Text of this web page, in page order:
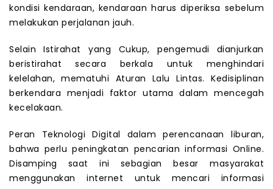
kondisi kendaraan, kendaraan harus diperiksa sebelum
melakukan perjalanan jauh.
Selain Istirahat yang Cukup, pengemudi dianjurkan
beristirahat secara berkala untuk menghindari
kelelahan, mematuhi Aturan Lalu Lintas. Kedisiplinan
berkendara menjadi faktor utama dalam mencegah
kecelakaan.
Peran Teknologi Digital dalam perencanaan liburan,
bahwa perlu peningkatan pencarian informasi Online.
Disamping saat ini sebagian besar masyarakat
menggunakan internet untuk mencari informasi